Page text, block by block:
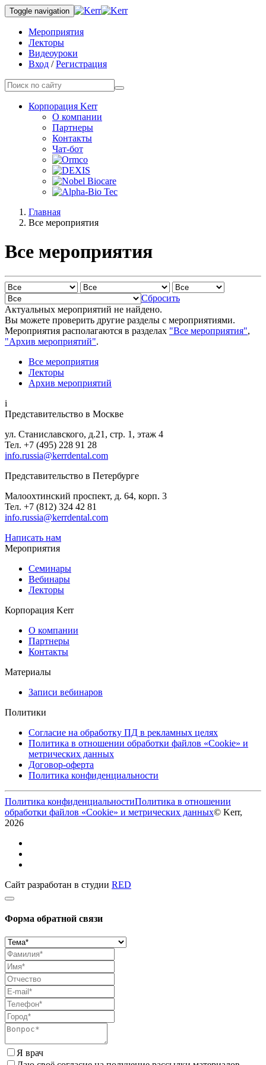
Toggle navigation
Мероприятия
Лекторы
Видеоуроки
Вход /Регистрация
Корпорация Kerr
О компании
Партнеры
Контакты
Чат-бот
Главная
Все мероприятия
Все мероприятия
Сбросить
Актуальных мероприятий не найдено.
Вы можете проверить другие разделы с мероприятиями.
Мероприятия располагаются в разделах "Все мероприятия",
"Архив мероприятий".
Все мероприятия
Лекторы
Архив мероприятий
i
Представительство в Москве
ул. Станиславского, д.21, стр. 1, этаж 4
Тел. +7 (495) 228 91 28
info.russia@kerrdental.com
Представительство в Петербурге
Малоохтинский проспект, д. 64, корп. 3
Тел. +7 (812) 324 42 81
info.russia@kerrdental.com
Написать нам
Мероприятия
Семинары
Вебинары
Лекторы
Корпорация Kerr
О компании
Партнеры
Контакты
Материалы
Записи вебинаров
Политики
Согласие на обработку ПД в рекламных целях
Политика в отношении обработки файлов «Cookie» и
метрических данных
Договор-оферта
Политика конфиденциальности
Политика конфиденциальностиПолитика в отношении
обработки файлов «Cookie» и метрических данных© Kerr,
2026
Сайт разработан в студии RED
Форма обратной связи
Я врач